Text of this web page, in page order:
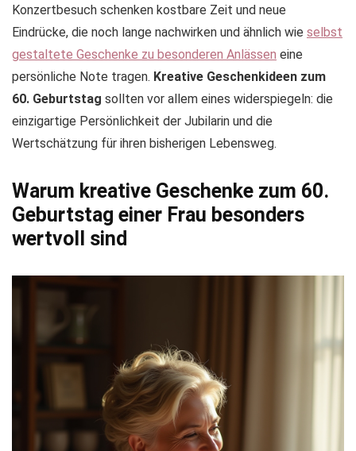
Konzertbesuch schenken kostbare Zeit und neue
Eindrücke, die noch lange nachwirken und ähnlich wie selbst
gestaltete Geschenke zu besonderen Anlässen eine
persönliche Note tragen. Kreative Geschenkideen zum
60. Geburtstag sollten vor allem eines widerspiegeln: die
einzigartige Persönlichkeit der Jubilarin und die
Wertschätzung für ihren bisherigen Lebensweg.
Warum kreative Geschenke zum 60.
Geburtstag einer Frau besonders
wertvoll sind